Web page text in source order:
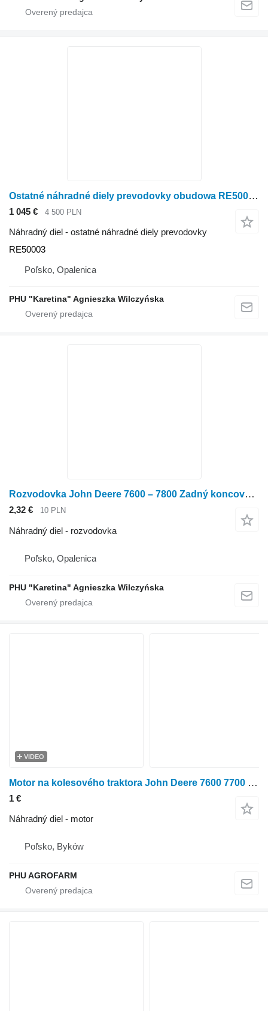
Ostatné náhradné diely prevodovky obudowa RE50003 na kolesového traktora John Deere 7600 7700 7800
1 045 € 4 500 PLN
Náhradný diel - ostatné náhradné diely prevodovky
RE50003
Poľsko, Opalenica
PHU "Karetina" Agnieszka Wilczyńska
Rozvodovka John Deere 7600 – 7800 Zadný koncový pohon na kolesového traktora John Deere 7600 – 7800
2,32 € 10 PLN
Náhradný diel - rozvodovka
Poľsko, Opalenica
PHU "Karetina" Agnieszka Wilczyńska
VIDEO
Motor na kolesového traktora John Deere 7600 7700 7800
1 €
Náhradný diel - motor
Poľsko, Byków
PHU AGROFARM